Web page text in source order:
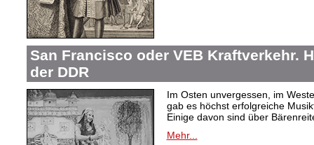
San Francisco oder VEB Kraftverkehr.
der DDR
Im Osten unvergessen, im
gab es höchst erfolgreiche
Einige davon sind über
Mehr...